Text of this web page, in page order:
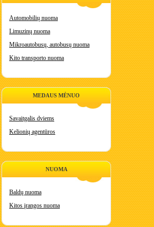
Automobilių nuoma
Limuzinų nuoma
Mikroautobusų, autobusų nuoma
Kito transporto nuoma
MEDAUS MĖNUO
Savaitgalis dviems
Kelionių agentūros
NUOMA
Baldų nuoma
Kitos įrangos nuoma